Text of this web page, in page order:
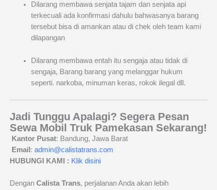
Dilarang membawa senjata tajam dan senjata api
terkecuali ada konfirmasi dahulu bahwasanya barang
tersebut bisa di amankan atau di chek oleh team kami
dilapangan
Dilarang membawa entah itu sengaja atau tidak di
sengaja, Barang barang yang melanggar hukum
seperti. narkoba, minuman keras, rokok ilegal dll.
Jadi Tunggu Apalagi? Segera Pesan
Sewa Mobil Truk Pamekasan Sekarang!
Kantor Pusat: Bandung, Jawa Barat
Email : admin@calistatrans.com
HUBUNGI KAMI : Klik disini
Dengan Calista Trans, perjalanan Anda akan lebih